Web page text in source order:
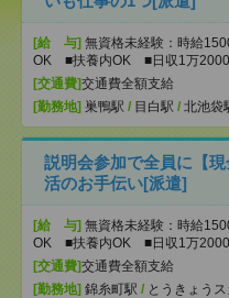
[給 与] 無資格未経験：時給
OK ■扶養内OK ■日収1万2000
[交通費]交通費全額支給
[勤務地] 巣鴨駅 / 目白駅 / 北池袋
説明会参加で全員に【
活のお手伝い[派遣]
[給 与] 無資格未経験：時給
OK ■扶養内OK ■日収1万2000
[交通費]交通費全額支給
[勤務地] 錦糸町駅 / とうきょう